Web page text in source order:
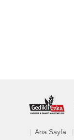
Ana Sayfa